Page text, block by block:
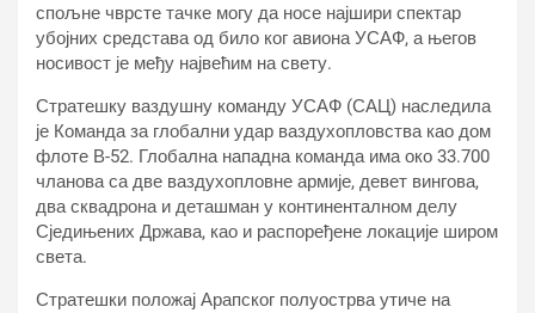
спољне чврсте тачке могу да носе најшири спектар
убојних средстава од било ког авиона УСАФ, а његов
носивост је међу највећим на свету.
Стратешку ваздушну команду УСАФ (САЦ) наследила
је Команда за глобални удар ваздухопловства као дом
флоте В-52. Глобална нападна команда има око 33.700
чланова са две ваздухопловне армије, девет вингова,
два сквадрона и деташман у континенталном делу
Сједињених Држава, као и распоређене локације широм
света.
Стратешки положај Арапског полуострва утиче на